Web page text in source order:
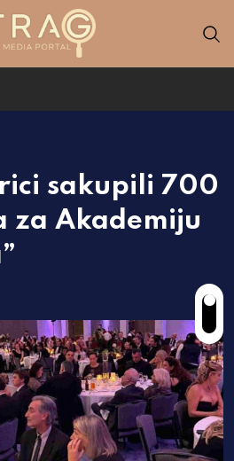
sakupili 700
Akademiju